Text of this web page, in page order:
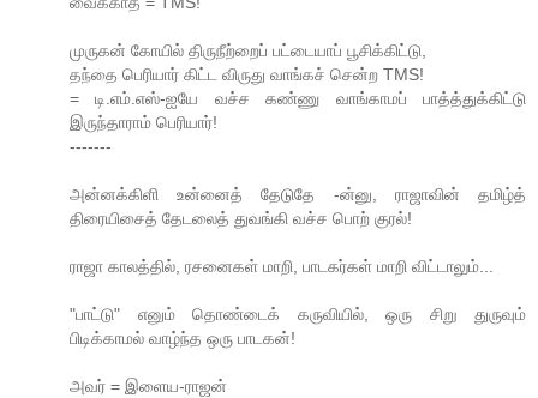
முருகன் கோயில் திருநீற்றைப் பட்டையாப் பூசிக்கிட்டு,
தந்தை பெரியார் கிட்ட விருது வாங்கச் சென்ற TMS!
= டி.எம்.எஸ்-ஐயே வச்ச கண்ணு வாங்காமப் பாத்த்துக்கிட்டு
இருந்தாராம் பெரியார்!
-------
அன்னக்கிளி உன்னைத் தேடுதே -ன்னு, ராஜாவின் தமிழ்த்
திரையிசைத் தேடலைத் துவங்கி வச்ச பொற் குரல்!
ராஜா காலத்தில், ரசனைகள் மாறி, பாடகர்கள் மாறி விட்டாலும்...
"பாட்டு" எனும் தொண்டைக் கருவியில், ஒரு சிறு துருவும்
பிடிக்காமல் வாழ்ந்த ஒரு பாடகன்!
அவர் = இளைய-ராஜன்